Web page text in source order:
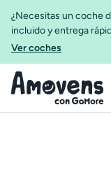
¿Necesitas un coche
incluido y entrega
Ver coches